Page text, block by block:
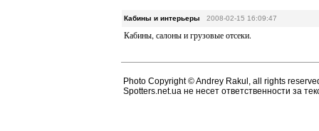
Кабины и интерьеры 2008-02-15 16:09:47
Кабины, салоны и грузовые отсеки.
Photo Copyright © Andrey Rakul, all rights
Spotters.net.ua не несет ответственности за